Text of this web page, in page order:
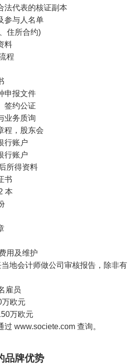
代表的核证副本
与人名单
所合约)
料
程
报文件
约公证
务质询
，股东会
账户
账户
得资料
书
本
及维护
会计师做公司审核报告，除非有
雇员
欧元
万欧元
www.societe.com 查询。
品牌优势